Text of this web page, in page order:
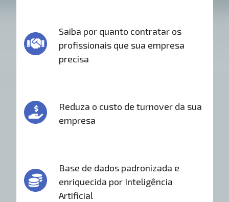
Saiba por quanto contratar os
profissionais que sua empresa
precisa
Reduza o custo de turnover da sua
empresa
Base de dados padronizada e
enriquecida por Inteligência
Artificial